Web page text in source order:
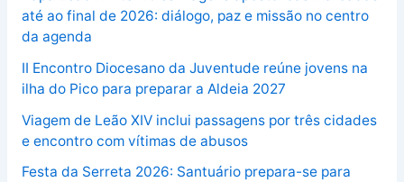
até ao final de 2026: diálogo, paz e missão no centro
da agenda
II Encontro Diocesano da Juventude reúne jovens na
ilha do Pico para preparar a Aldeia 2027
Viagem de Leão XIV inclui passagens por três cidades
e encontro com vítimas de abusos
Festa da Serreta 2026: Santuário prepara-se para